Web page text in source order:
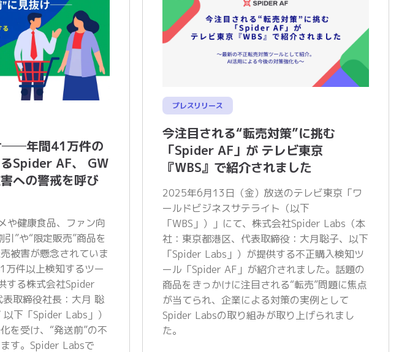
──年間41万件の
Spider AF、 GW
への警戒を呼び
や健康食品、ファン向
”や“限定販売”商品を
被害が懸念されていま
万件以上検知するツー
する株式会社Spider
取締役社長：大月 聡
下「Spider Labs」）
を受け、“発送前”の不
す。Spider Labsで
プレスリリース
今注目される“転売対策”に挑む
「Spider AF」が テレビ東京
『WBS』で紹介されました
2025年6月13日（金）放送のテレビ東京「ワ
ールドビジネスサテライト（以下
「WBS」）」にて、株式会社Spider Labs（本
社：東京都港区、代表取締役：大月聡子、以下
「Spider Labs」）が提供する不正購入検知ツ
ール「Spider AF」が紹介されました。話題の
商品をきっかけに注目される“転売”問題に焦点
が当てられ、企業による対策の実例として
Spider Labsの取り組みが取り上げられまし
た。